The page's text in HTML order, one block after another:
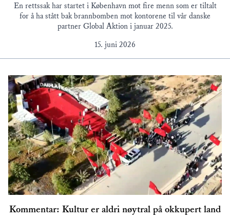
En rettssak har startet i København mot fire menn som er tiltalt
for å ha stått bak brannbomben mot kontorene til vår danske
partner Global Aktion i januar 2025.
15. juni 2026
Kommentar: Kultur er aldri nøytral på okkupert land